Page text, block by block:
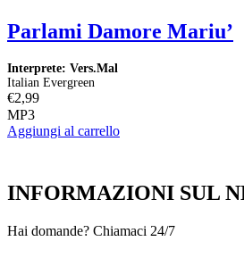
Parlami Damore Mariu’
Interprete: Vers.Mal
Italian Evergreen
€2,99
MP3
Aggiungi al carrello
INFORMAZIONI SUL
Hai domande? Chiamaci 24/7